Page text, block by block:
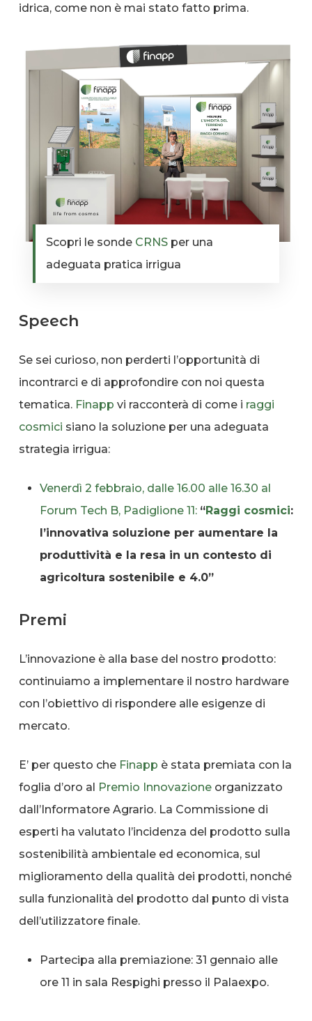
idrica, come non è mai stato fatto prima.
Scopri le sonde CRNSper una
adeguata pratica irrigua
Speech
Se sei curioso, non perderti l’opportunità di
incontrarci e di approfondire con noi questa
tematica. Finapp vi racconterà di come i raggi
cosmici siano la soluzione per una adeguata
strategia irrigua:
Venerdì 2 febbraio, dalle 16.00 alle 16.30 al
Forum Tech B, Padiglione 11: “Raggi cosmici:
l’innovativa soluzione per aumentare la
produttività e la resa in un contesto di
agricoltura sostenibile e 4.0”
Premi
L’innovazione è alla base del nostro prodotto:
continuiamo a implementare il nostro hardware
con l’obiettivo di rispondere alle esigenze di
mercato.
E’ per questo che Finapp è stata premiata con la
foglia d’oro al
Premio Innovazioneorganizzato
dall’Informatore Agrario. La Commissione di
esperti ha valutato l’incidenza del prodotto sulla
sostenibilità ambientale ed economica, sul
miglioramento della qualità dei prodotti, nonché
sulla funzionalità del prodotto dal punto di vista
dell’utilizzatore finale.
Partecipa alla premiazione: 31 gennaio alle
ore 11 in sala Respighi presso il Palaexpo.